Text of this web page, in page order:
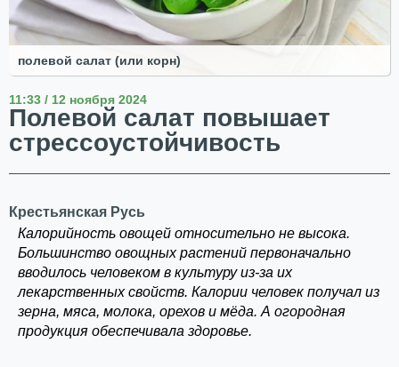
полевой салат (или корн)
11:33 / 12 ноября 2024
Полевой салат повышает
стрессоустойчивость
Крестьянская Русь
Калорийность овощей относительно не высока.
Большинство овощных растений первоначально
вводилось человеком в культуру из-за их
лекарственных свойств. Калории человек получал из
зерна, мяса, молока, орехов и мёда. А огородная
продукция обеспечивала здоровье.